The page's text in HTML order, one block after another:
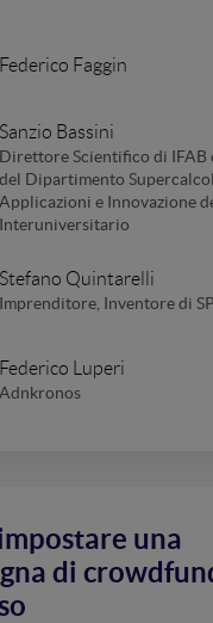
Federico Faggin
Sanzio Bassini
Direttore Scientifico di
del Dipartimento
Applicazioni e Innovazione
Interuniversitario
Stefano Quintarelli
Imprenditore, Inventore di
Federico Luperi
Adnkronos
una
di